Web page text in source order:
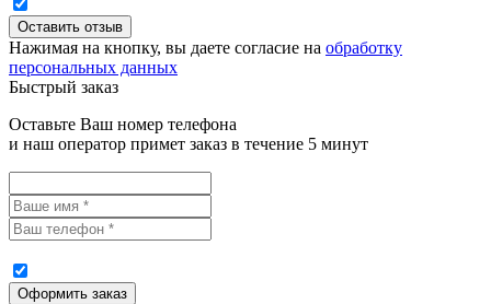
Нажимая на кнопку, вы даете согласие на обработку
персональных данных
Быстрый заказ
Оставьте Ваш номер телефона
и наш оператор примет заказ в течение 5 минут